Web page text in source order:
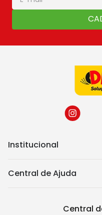
Institucional
Central de Ajuda
Central